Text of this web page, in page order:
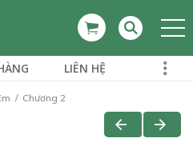
LIÊN HỆ
Chương 2